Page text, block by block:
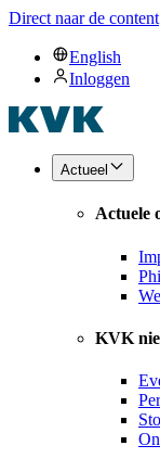
Direct naar de content
English
Inloggen
Actueel
Actuele
KVK